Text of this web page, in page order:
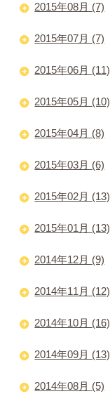
2015年08月 (7)
2015年07月 (7)
2015年06月 (11)
2015年05月 (10)
2015年04月 (8)
2015年03月 (6)
2015年02月 (13)
2015年01月 (13)
2014年12月 (9)
2014年11月 (12)
2014年10月 (16)
2014年09月 (13)
2014年08月 (5)